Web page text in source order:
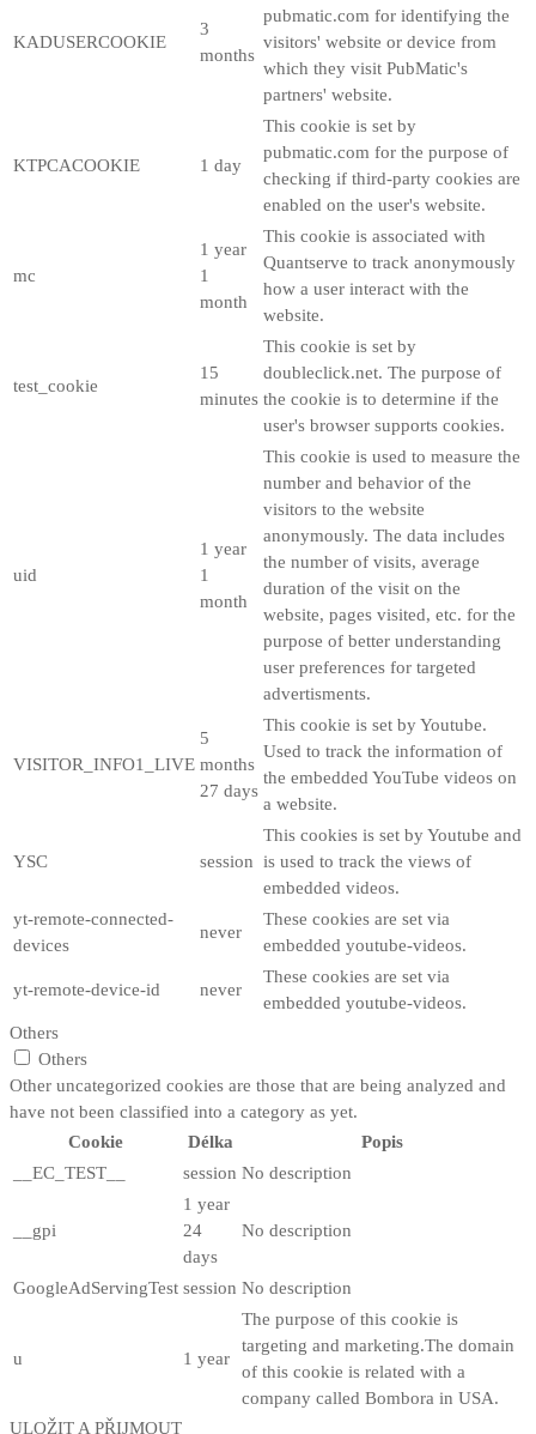
KADUSERCOOKIE
3
months
pubmatic.com for identifying the
visitors' website or device from
which they visit PubMatic's
partners' website.
KTPCACOOKIE 1 day
This cookie is set by
pubmatic.com for the purpose of
checking if third-party cookies are
enabled on the user's website.
mc
1 year
1
month
This cookie is associated with
Quantserve to track anonymously
how a user interact with the
website.
test_cookie
15
minutes
This cookie is set by
doubleclick.net. The purpose of
the cookie is to determine if the
user's browser supports cookies.
uid
1 year
1
month
This cookie is used to measure the
number and behavior of the
visitors to the website
anonymously. The data includes
the number of visits, average
duration of the visit on the
website, pages visited, etc. for the
purpose of better understanding
user preferences for targeted
advertisments.
VISITOR_INFO1_LIVE
5
months
27 days
This cookie is set by Youtube.
Used to track the information of
the embedded YouTube videos on
a website.
YSC session
This cookies is set by Youtube and
is used to track the views of
embedded videos.
yt-remote-connected-
devices
never
These cookies are set via
embedded youtube-videos.
yt-remote-device-id never
These cookies are set via
embedded youtube-videos.
Others
Others
Other uncategorized cookies are those that are being analyzed and
have not been classified into a category as yet.
Cookie
Délka
Popis
__EC_TEST__
session No description
__gpi
1 year
24
days
No description
GoogleAdServingTest session No description
u 1 year
The purpose of this cookie is
targeting and marketing.The domain
of this cookie is related with a
company called Bombora in USA.
ULOŽIT A PŘIJMOUT